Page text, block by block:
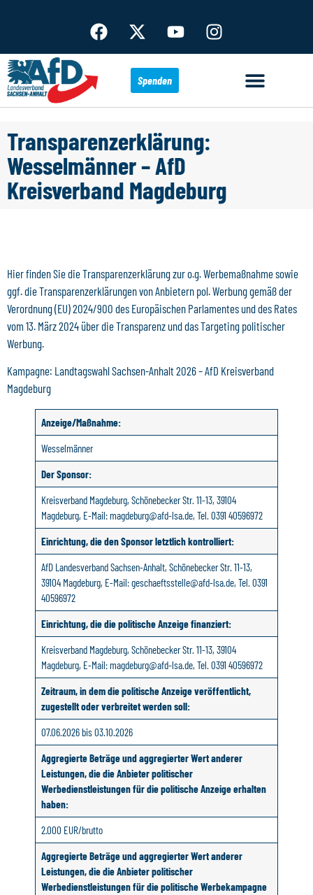
Spenden
Transparenzerklärung:
Wesselmänner – AfD
Kreisverband Magdeburg
Hier finden Sie die Transparenzerklärung zur o.g. Werbemaßnahme sowie
ggf. die Transparenzerklärungen von Anbietern pol. Werbung gemäß der
Verordnung (EU) 2024/900 des Europäischen Parlamentes und des Rates
vom 13. März 2024 über die Transparenz und das Targeting politischer
Werbung.
Kampagne: Landtagswahl Sachsen-Anhalt 2026 – AfD Kreisverband
Magdeburg
Anzeige/Maßnahme:
Wesselmänner
Der Sponsor:
Kreisverband Magdeburg, Schönebecker Str. 11-13, 39104
Magdeburg, E-Mail: magdeburg@afd-lsa.de, Tel. 0391 40596972
Einrichtung, die den Sponsor letztlich kontrolliert:
AfD Landesverband Sachsen-Anhalt, Schönebecker Str. 11-13,
39104 Magdeburg, E-Mail: geschaeftsstelle@afd-lsa.de, Tel. 0391
40596972
Einrichtung, die die politische Anzeige finanziert:
Kreisverband Magdeburg, Schönebecker Str. 11-13, 39104
Magdeburg, E-Mail: magdeburg@afd-lsa.de, Tel. 0391 40596972
Zeitraum, in dem die politische Anzeige veröffentlicht,
zugestellt oder verbreitet werden soll:
07.06.2026 bis 03.10.2026
Aggregierte Beträge und aggregierter Wert anderer
Leistungen, die die Anbieter politischer
Werbedienstleistungen für die politische Anzeige erhalten
haben:
2.000 EUR/brutto
Aggregierte Beträge und aggregierter Wert anderer
Leistungen, die die Anbieter politischer
Werbedienstleistungen für die politische Werbekampagne